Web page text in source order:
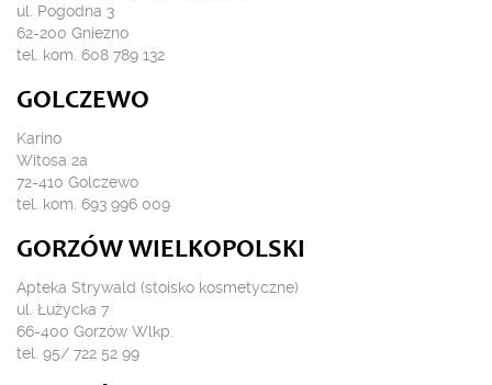
ul. Pogodna 3
62-200 Gniezno
tel. kom. 608 789 132
GOLCZEWO
Karino
Witosa 2a
72-410 Golczewo
tel. kom. 693 996 009
GORZÓW WIELKOPOLSKI
Apteka Strywald (stoisko kosmetyczne)
ul. Łużycka 7
66-400 Gorzów Wlkp.
tel. 95/ 722 52 99